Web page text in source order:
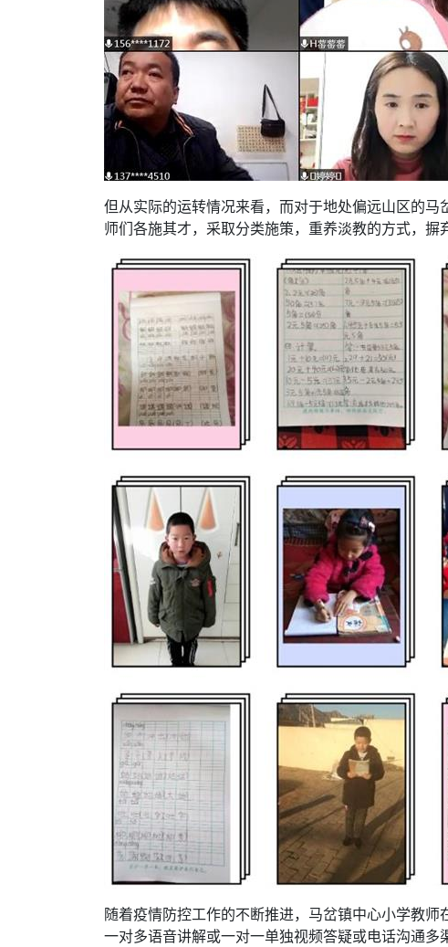
但从实际的运转情况来看，而对于地处偏远山区的
师们各施其才，采取分类施策，重养淡教的方式，
随着疫情防控工作的不断推进，马岔镇中心小学教
一对多语音讲解或一对一单独视频答疑或电话沟通